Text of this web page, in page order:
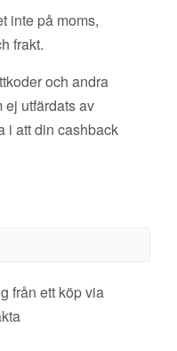
inte på moms,
frakt.
och andra
ej utfärdats av
i att din cashback
från ett köp via